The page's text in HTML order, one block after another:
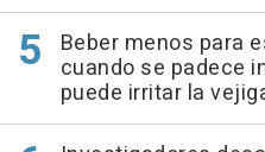
Beber menos para
cuando se padece
puede irritar la